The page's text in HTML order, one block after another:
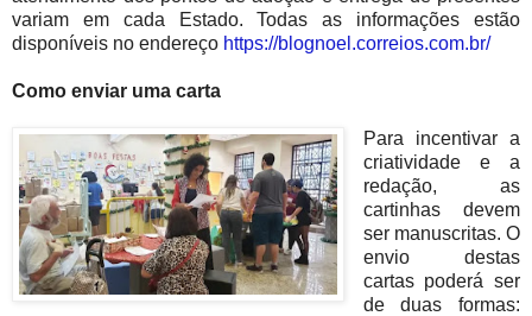
variam em cada Estado. Todas as informações estão
disponíveis no endereço https://blognoel.correios.com.br/
Como enviar uma carta
Para incentivar a
criatividade e a
redação, as
cartinhas devem
ser manuscritas. O
envio destas
cartas poderá ser
de duas formas: